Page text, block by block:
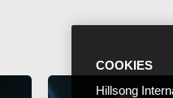
COOKIES
Hillsong